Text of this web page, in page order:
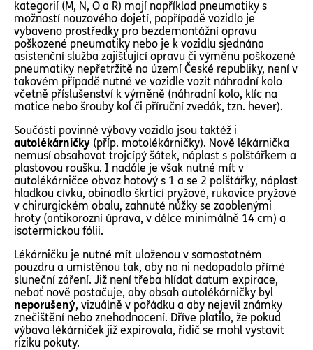
kategorií (M, N, O a R) mají například pneumatiky s
možností nouzového dojetí, popřípadě vozidlo je
vybaveno prostředky pro bezdemontážní opravu
poškozené pneumatiky nebo je k vozidlu sjednána
asistenční služba zajišťující opravu či výměnu poškozené
pneumatiky nepřetržitě na území České republiky, není v
takovém případě nutné ve vozidle vozit náhradní kolo
včetně příslušenství k výměně (náhradní kolo, klíc na
matice nebo šrouby kol či příruční zvedák, tzn. hever).
Součástí povinné výbavy vozidla jsou taktéž i
autolékárničky (příp. motolékárničky). Nově lékárnička
nemusí obsahovat trojcípý šátek, náplast s polštářkem a
plastovou roušku. I nadále je však nutné mít v
autolékárničce obvaz hotový s 1 a se 2 polštářky, náplast
hladkou cívku, obinadlo škrtící pryžové, rukavice pryžové
v chirurgickém obalu, zahnuté nůžky se zaoblenými
hroty (antikorozní úprava, v délce minimálně 14 cm) a
isotermickou fólii.
Lékárničku je nutné mít uloženou v samostatném
pouzdru a umístěnou tak, aby na ni nedopadalo přímé
sluneční záření. Již není třeba hlídat datum expirace,
neboť nově postačuje, aby obsah autolékárničky byl
neporušený, vizuálně v pořádku a aby nejevil známky
znečištění nebo znehodnocení. Dříve platilo, že pokud
výbava lékárniček již expirovala, řidič se mohl vystavit
riziku pokuty.